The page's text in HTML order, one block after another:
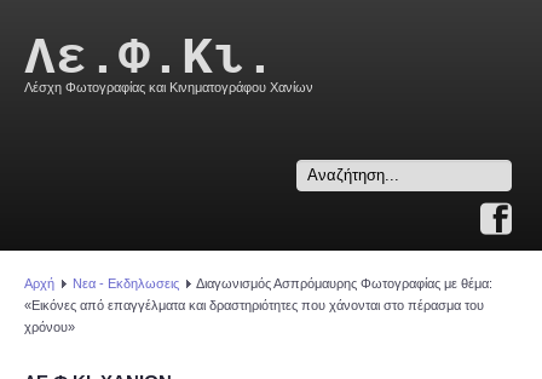
Λε.Φ.Κι.
Λέσχη Φωτογραφίας και Κινηματογράφου Χανίων
Search
...
Αρχή Νεα - Εκδηλωσεις
Διαγωνισμός Ασπρόμαυρης Φωτογραφίας με θέμα:
«Εικόνες από επαγγέλματα και δραστηριότητες που χάνονται στο πέρασμα του
χρόνου»